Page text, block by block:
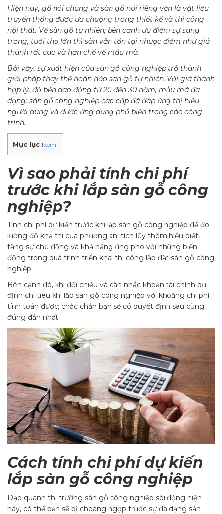
Hiện nay, gỗ nói chung và sàn gỗ nói riêng vẫn là vật liệu
truyền thống được ưa chuộng trong thiết kế và thi công
nội thất. Về sàn gỗ tự nhiên; bên cạnh ưu điểm sự sang
trọng, tuổi thọ lớn thì sàn vẫn tồn tại nhược điểm như giá
thành rất cao và hạn chế về mẫu mã.
Bởi vậy, sự xuất hiện của sàn gỗ công nghiệp trở thành
giải pháp thay thế hoàn hảo sàn gỗ tự nhiên. Với giá thành
hợp lý, độ bền dao động từ 20 đến 30 năm, mẫu mã đa
dạng; sàn gỗ công nghiệp cao cấp đã đáp ứng thị hiếu
người dùng và được ứng dụng phổ biến trong các công
trình.
Mục lục [xem]
Vì sao phải tính chi phí
trước khi lắp sàn gỗ công
nghiệp?
Tính chi phí dự kiến trước khi lắp sàn gỗ công nghiệp để đo
lường độ khả thi của phương án; tích lũy thêm hiểu biết,
tăng sự chủ động và khả năng ứng phó với những biến
động trong quá trình triển khai thi công lắp đặt sàn gỗ công
nghiệp.
Bên cạnh đó, khi đối chiếu và cân nhắc khoản tài chính dự
định chi tiêu khi lắp sàn gỗ công nghiệp với khoảng chi phí
tính toán được; chắc chắn bạn sẽ có quyết định sau cùng
đúng đắn nhất.
Cách tính chi phí dự kiến
lắp sàn gỗ công nghiệp
Dạo quanh thị trường sàn gỗ công nghiệp sôi động hiện
nay, có thể bạn sẽ bị choáng ngợp trước sự đa dạng sản